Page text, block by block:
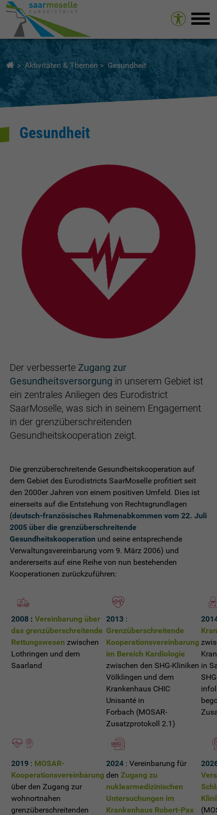
Aktivitäten & Themen Gesundheit
Gesundheit
Der verbesserte Zugang zur
Gesundheitsversorgung in unserem Gebiet ist
ein zentrales Anliegen des Eurodistrict
SaarMoselle, was sich in seinem Engagement
in der grenzüberschreitenden
Gesundheitskooperation zeigt.
Die grenzüberschreitende Gesundheitskooperation auf
dem Gebiet des Eurodistricts SaarMoselle profitiert seit
den 2000er Jahren von einem positiven Umfeld. Dies ist
einerseits auf die Entstehung von Rechtsgrundlagen
(deutsch-französisches Rahmenabkommen vom 22. Juli
2005 über die grenzüberschreitende
Gesundheitskooperation und seine entsprechende
Verwaltungsvereinbarung vom 9. März 2006) und
andererseits auf eine Reihe von nun bestehenden
Kooperationen zurückzuführen:
2008 : Vereinbarung über
das grenzüberschreitende
Rettungswesen zwischen
Lothringen und dem
Saarland
2013 :
Grenzüberschreitende
Kooperationsvereinbarung
im Bereich Kardiologie
zwischen den SHG-Kliniken
Völklingen und dem
Krankenhaus CHIC
Unisanté in
Forbach (MOSAR-
Zusatzprotokoll 2.1)
in
2019 : MOSAR-
Kooperationsvereinbarung
über den Zugang zur
wohnortnahen
grenzüberschreitenden
2024 : Vereinbarung für
den Zugang zu
nuklearmedizinischen
Untersuchungen im
Krankenhaus Robert-Pax